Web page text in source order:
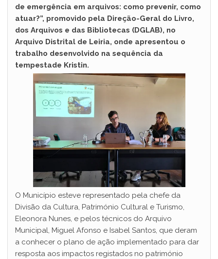
de emergência em arquivos: como prevenir, como
atuar?”, promovido pela Direção-Geral do Livro,
dos Arquivos e das Bibliotecas (DGLAB), no
Arquivo Distrital de Leiria, onde apresentou o
trabalho desenvolvido na sequência da
tempestade Kristin.
O Município esteve representado pela chefe da
Divisão da Cultura, Património Cultural e Turismo,
Eleonora Nunes, e pelos técnicos do Arquivo
Municipal, Miguel Afonso e Isabel Santos, que deram
a conhecer o plano de ação implementado para dar
resposta aos impactos registados no património